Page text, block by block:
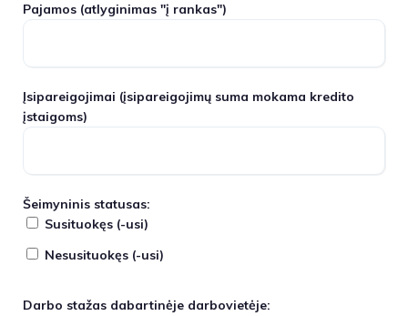
Pajamos (atlyginimas "į rankas")
Įsipareigojimai (įsipareigojimų suma mokama kredito
įstaigoms)
Šeimyninis statusas:
Susituokęs (-usi)
Nesusituokęs (-usi)
Darbo stažas dabartinėje darbovietėje: